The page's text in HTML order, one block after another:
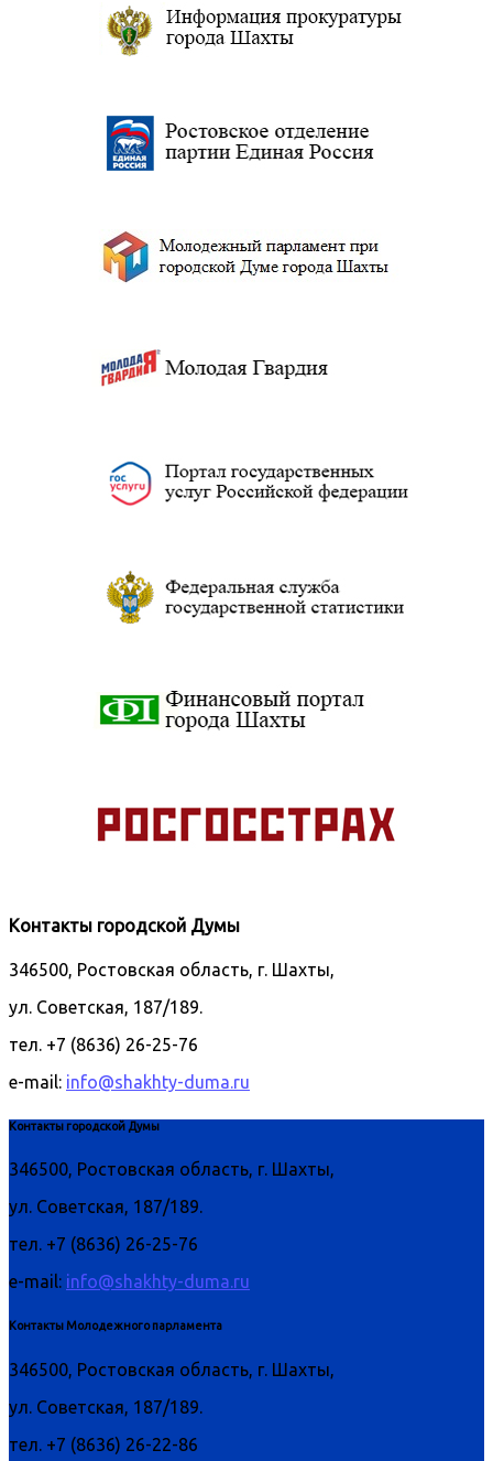
Контакты городской Думы
346500, Ростовская область, г. Шахты,
ул. Советская, 187/189.
тел. +7 (8636) 26-25-76
e-mail: info@shakhty-duma.ru
Контакты городской Думы
346500, Ростовская область, г. Шахты,
ул. Советская, 187/189.
тел. +7 (8636) 26-25-76
e-mail: info@shakhty-duma.ru
Контакты Молодежного парламента
346500, Ростовская область, г. Шахты,
ул. Советская, 187/189.
тел. +7 (8636) 26-22-86